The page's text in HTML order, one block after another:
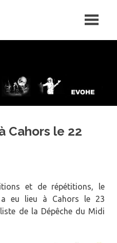
Cahors le 22
et de répétitions, le
a eu lieu à Cahors le 23
de la Dépêche du Midi